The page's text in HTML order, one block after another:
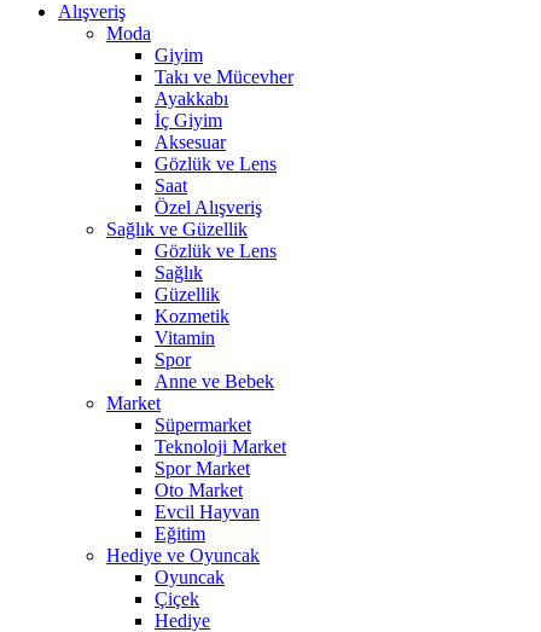
Alışveriş
Moda
Giyim
Takı ve Mücevher
Ayakkabı
İç Giyim
Aksesuar
Gözlük ve Lens
Saat
Özel Alışveriş
Sağlık ve Güzellik
Gözlük ve Lens
Sağlık
Güzellik
Kozmetik
Vitamin
Spor
Anne ve Bebek
Market
Süpermarket
Teknoloji Market
Spor Market
Oto Market
Evcil Hayvan
Eğitim
Hediye ve Oyuncak
Oyuncak
Çiçek
Hediye